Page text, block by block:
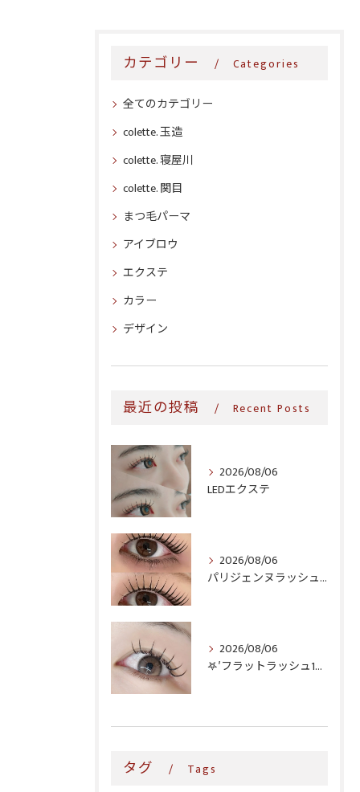
カテゴリー Categories
全てのカテゴリー
colette. 玉造
colette. 寝屋川
colette. 関目
まつ毛パーマ
アイブロウ
エクステ
カラー
デザイン
最近の投稿 Recent Posts
2026/08/06
LEDエクステ
2026/08/06
パリジェンヌラッシュリフト♪
2026/08/06
𖤐′フラットラッシュ140本♥️
タグ Tags